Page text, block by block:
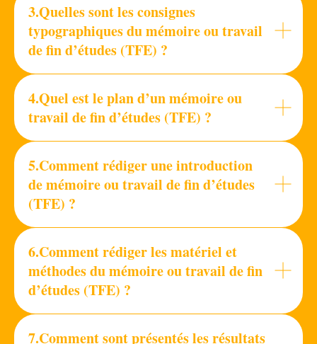
3.Quelles sont les consignes
typographiques du mémoire ou travail
de fin d’études (TFE) ?
4.Quel est le plan d’un mémoire ou
travail de fin d’études (TFE) ?
5.Comment rédiger une introduction
de mémoire ou travail de fin d’études
(TFE) ?
6.Comment rédiger les matériel et
méthodes du mémoire ou travail de fin
d’études (TFE) ?
7.Comment sont présentés les résultats